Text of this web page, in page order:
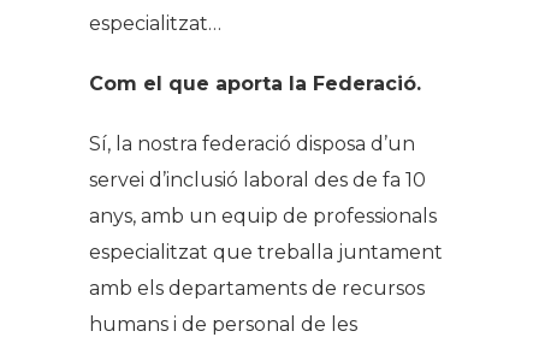
especialitzat…
Com el que aporta la Federació.
Sí, la nostra federació disposa d’un
servei d’inclusió laboral des de fa 10
anys, amb un equip de professionals
especialitzat que treballa juntament
amb els departaments de recursos
humans i de personal de les